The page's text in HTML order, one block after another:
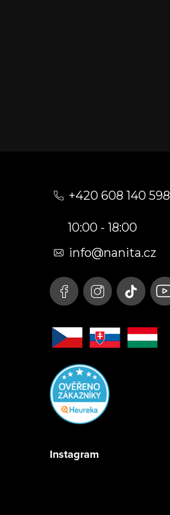
+420 608 140 598
10:00 - 18:00
info@nanita.cz
Instagram